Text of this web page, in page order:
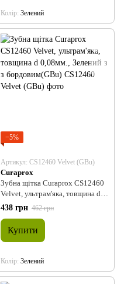
Колір Зелений
−5%
Артикул: CS12460 Velvet (GBu)
Curaprox
Зубна щітка Curaprox CS12460
Velvet, ультрам'яка, товщина d
0,08мм., Зелений з з
бордовим(GBu)
438 грн 462 грн
Купити
Колір Зелений